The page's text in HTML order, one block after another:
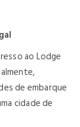
ao Lodge
de embarque
cidade de